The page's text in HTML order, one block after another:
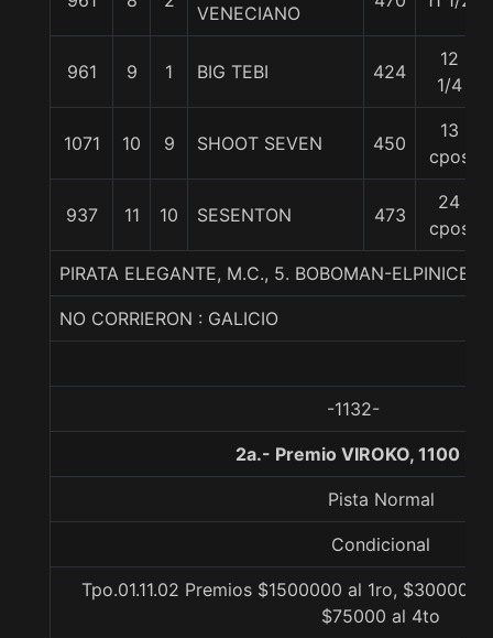
VENECIANO
961 9 1 BIG TEBI 424
12
1/4
1071 10 9 SHOOT SEVEN 450
13
cpos
937 11 10 SESENTON 473
24
cpos
PIRATA ELEGANTE, M.C., 5. BOBOMAN-ELPINICE-
NO CORRIERON : GALICIO
-1132-
2a.- Premio VIROKO, 1100
Pista Normal
Condicional
Tpo.01.11.02 Premios $1500000 al 1ro,
$75000 al 4to